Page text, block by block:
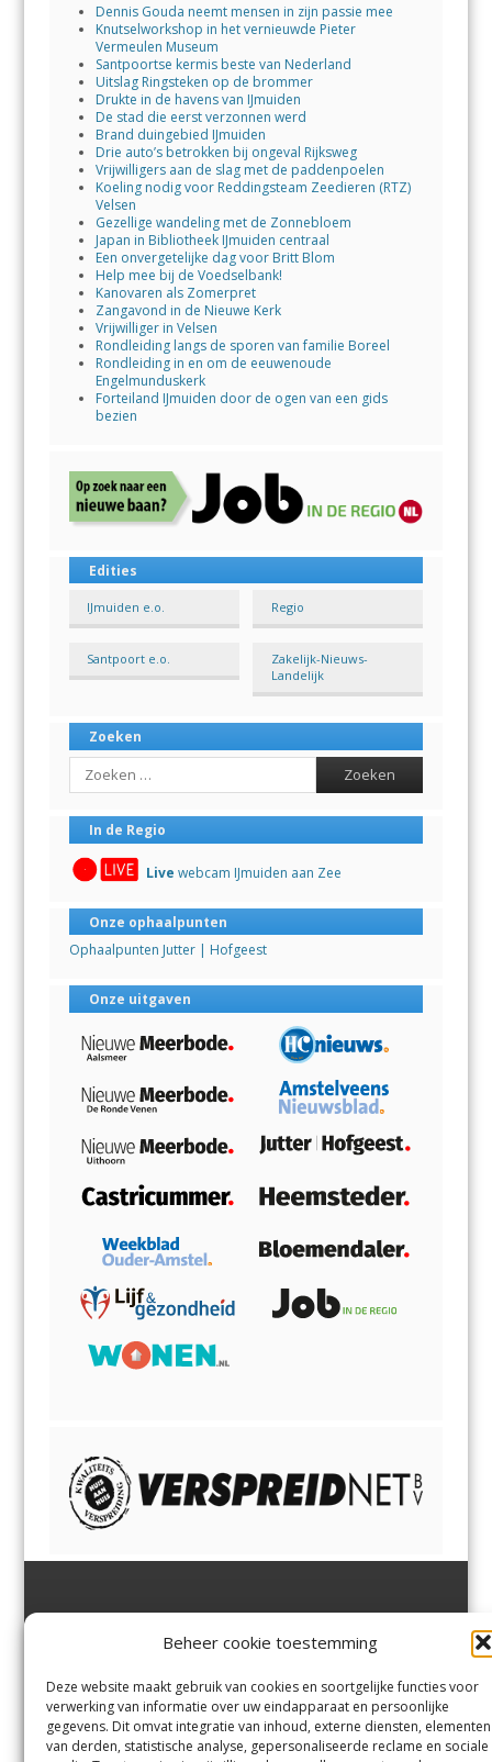
Beheer cookie toestemming
Deze website maakt gebruik van cookies en soortgelijke functies voor
verwerking van informatie over uw eindapparaat en persoonlijke
gegevens. Dit omvat integratie van inhoud, externe diensten, elementen
van derden, statistische analyse, gepersonaliseerde reclame en sociale
Dennis Gouda neemt mensen in zijn passie mee
Knutselworkshop in het vernieuwde Pieter
Vermeulen Museum
Santpoortse kermis beste van Nederland
Uitslag Ringsteken op de brommer
Drukte in de havens van IJmuiden
De stad die eerst verzonnen werd
Brand duingebied IJmuiden
Drie auto’s betrokken bij ongeval Rijksweg
Vrijwilligers aan de slag met de paddenpoelen
Koeling nodig voor Reddingsteam Zeedieren (RTZ)
Velsen
Gezellige wandeling met de Zonnebloem
Japan in Bibliotheek IJmuiden centraal
Een onvergetelijke dag voor Britt Blom
Help mee bij de Voedselbank!
Kanovaren als Zomerpret
Zangavond in de Nieuwe Kerk
Vrijwilliger in Velsen
Rondleiding langs de sporen van familie Boreel
Rondleiding in en om de eeuwenoude
Engelmunduskerk
Forteiland IJmuiden door de ogen van een gids
bezien
Edities
IJmuiden e.o. Regio
Santpoort e.o.
Zakelijk-Nieuws-
Landelijk
Zoeken
Search
In de Regio
Live webcam IJmuiden aan Zee
Onze ophaalpunten
Ophaalpunten Jutter | Hofgeest
Onze uitgaven
Margadantstraat 34
0255-533900
info@jutter.nlofinfo@hofgee
st.nl
Velserbroek,Velsen-Zuid,
Zuid,Driehuisen
Spaarnwoude.